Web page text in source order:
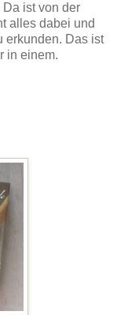
ist von der
alles dabei und
erkunden. Das ist
in einem.